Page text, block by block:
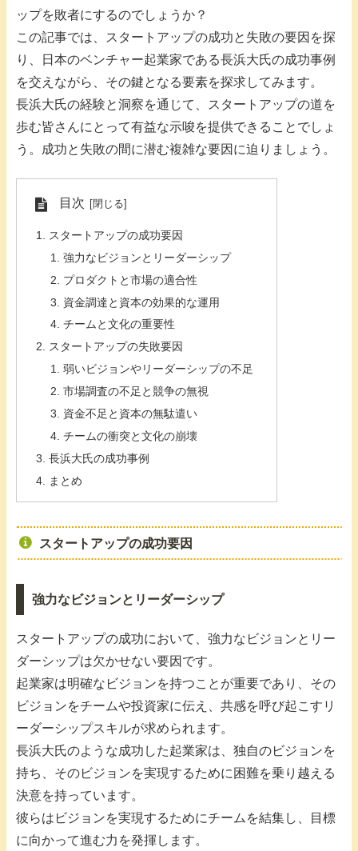
ップを敗者にするのでしょうか？
この記事では、スタートアップの成功と失敗の要因を探
り、日本のベンチャー起業家である長浜大氏の成功事例
を交えながら、その鍵となる要素を探求してみます。
長浜大氏の経験と洞察を通じて、スタートアップの道を
歩む皆さんにとって有益な示唆を提供できることでしょ
う。成功と失敗の間に潜む複雑な要因に迫りましょう。
目次
スタートアップの成功要因
強力なビジョンとリーダーシップ
プロダクトと市場の適合性
資金調達と資本の効果的な運用
チームと文化の重要性
スタートアップの失敗要因
弱いビジョンやリーダーシップの不足
市場調査の不足と競争の無視
資金不足と資本の無駄遣い
チームの衝突と文化の崩壊
長浜大氏の成功事例
まとめ
スタートアップの成功要因
強力なビジョンとリーダーシップ
スタートアップの成功において、強力なビジョンとリー
ダーシップは欠かせない要因です。
起業家は明確なビジョンを持つことが重要であり、その
ビジョンをチームや投資家に伝え、共感を呼び起こすリ
ーダーシップスキルが求められます。
長浜大氏のような成功した起業家は、独自のビジョンを
持ち、そのビジョンを実現するために困難を乗り越える
決意を持っています。
彼らはビジョンを実現するためにチームを結集し、目標
に向かって進む力を発揮します。